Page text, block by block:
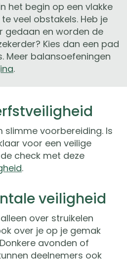
het begin op een vlakke
veel obstakels. Heb je
gedaan en worden de
Kies dan een pad
Meer balansoefeningen
.
slimme voorbereiding. Is
voor een veilige
check met deze
.
veiligheid
over struikelen
over je op je gemak
avonden of
deelnemers ook